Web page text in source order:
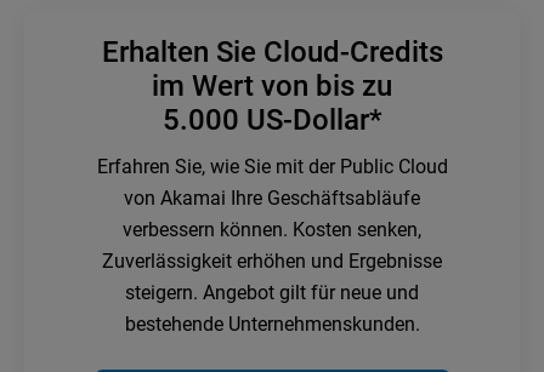
Erhalten Sie Cloud-Credits
im Wert von bis zu
5.000 US-Dollar*
Erfahren Sie, wie Sie mit der Public Cloud
von Akamai Ihre Geschäftsabläufe
verbessern können. Kosten senken,
Zuverlässigkeit erhöhen und Ergebnisse
steigern. Angebot gilt für neue und
bestehende Unternehmenskunden.